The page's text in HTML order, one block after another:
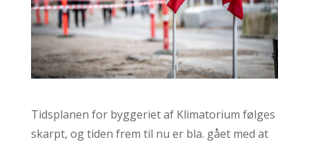
Tidsplanen for byggeriet af Klimatorium følges
skarpt, og tiden frem til nu er bla. gået med at